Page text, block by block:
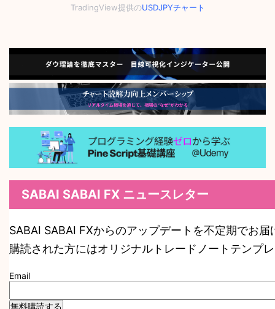
TradingView提供のUSDJPYチャート
SABAI SABAI FX ニュースレター
SABAI SABAI FXからのアップデートを不定期でお届
購読された方にはオリジナルトレードノートテンプ
Email